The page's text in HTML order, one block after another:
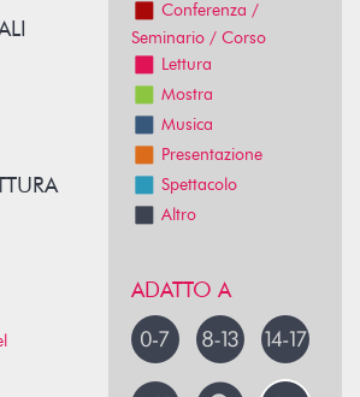
Conferenza /
Seminario / Corso
Lettura
Mostra
Musica
Presentazione
Spettacolo
Altro
ADATTO A